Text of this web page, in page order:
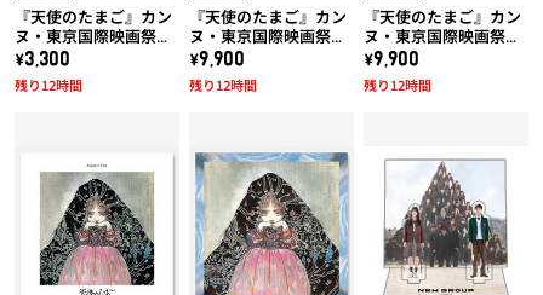
『天使のたまご』カン
ヌ・東京国際映画祭上
映作品!! 天使のたまご
「水に棲む」トートバ
ッグ
\3,300
残り12時間
『天使のたまご』カン
ヌ・東京国際映画祭上
映作品!! 天使のたまご
「水に棲む」x 久米繊
維コラボTシャツ (黒)
\9,900
残り12時間
『天使のたまご』カン
ヌ・東京国際映画祭上
映作品!! 天使のたまご
「水に棲む」x 久米繊
維コラボTシャツ (白)
\9,900
残り12時間